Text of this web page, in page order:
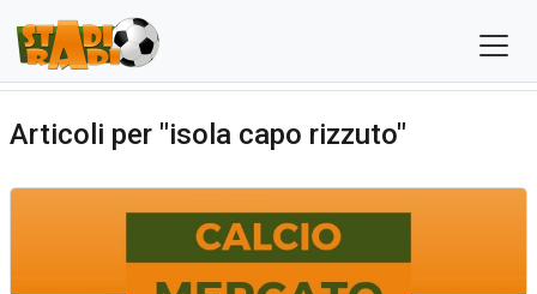
Articoli per "isola capo rizzuto"